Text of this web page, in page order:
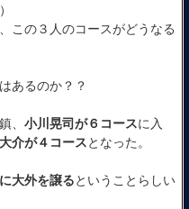
この３人のコースがどうなる
あるのか？？
、 小川晃司が６コースに入
介が４コースとなった。
大外を譲るということらしい